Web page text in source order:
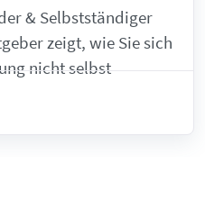
& Selbstständiger
zeigt, wie Sie sich
nicht selbst